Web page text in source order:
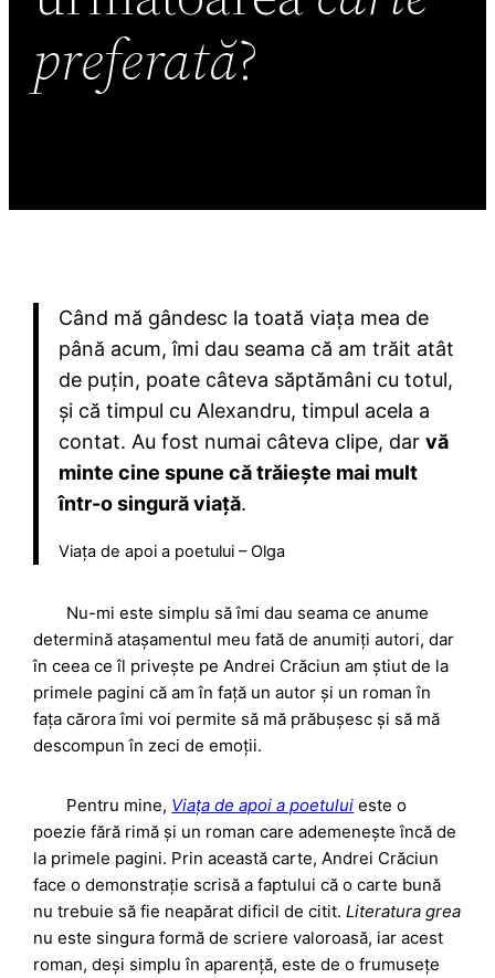
preferată?
Când mă gândesc la toată viața mea de
până acum, îmi dau seama că am trăit atât
de puțin, poate câteva săptămâni cu totul,
și că timpul cu Alexandru, timpul acela a
contat. Au fost numai câteva clipe, dar vă
minte cine spune că trăiește mai mult
într-o singură viață.
Viața de apoi a poetului – Olga
Nu-mi este simplu să îmi dau seama ce anume
determină atașamentul meu fată de anumiți autori, dar
în ceea ce îl privește pe Andrei Crăciun am știut de la
primele pagini că am în față un autor și un roman în
fața cărora îmi voi permite să mă prăbușesc și să mă
descompun în zeci de emoții.
Pentru mine, Viața de apoi a poetului este o
poezie fără rimă și un roman care ademenește încă de
la primele pagini. Prin această carte, Andrei Crăciun
face o demonstrație scrisă a faptului că o carte bună
nu trebuie să fie neapărat dificil de citit.Literatura grea
nu este singura formă de scriere valoroasă, iar acest
roman, deși simplu în aparență, este de o frumusețe